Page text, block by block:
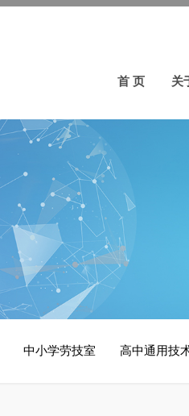
首 页 关
中小学劳技室 高中通用技